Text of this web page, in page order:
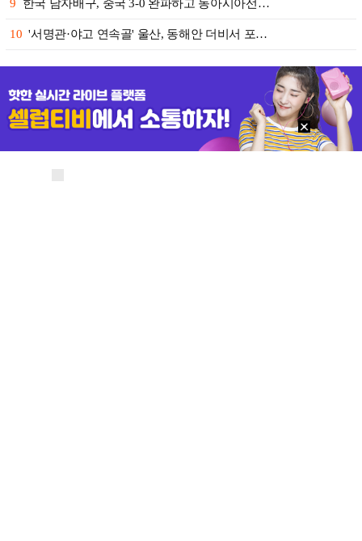
9 한국 남자배구, 중국 3-0 완파하고 동아시아선…
10 '서명관·야고 연속골' 울산, 동해안 더비서 포…